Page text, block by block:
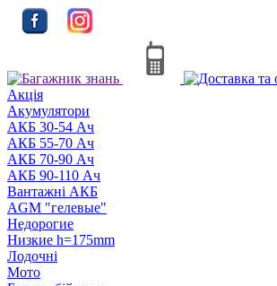
Акцiя
Акумулятори
АКБ 30-54 Ач
АКБ 55-70 Ач
АКБ 70-90 Ач
АКБ 90-110 Ач
Вантажні АКБ
AGM "гелевые"
Недорогие
Низкие h=175mm
Лодочні
Мото